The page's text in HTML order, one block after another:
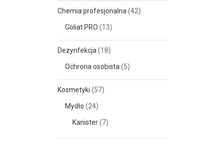
Chemia profesjonalna (42)
Goliat PRO (13)
Dezynfekcja (18)
Ochrona osobista (5)
Kosmetyki (57)
Mydło (24)
Kanister(7)